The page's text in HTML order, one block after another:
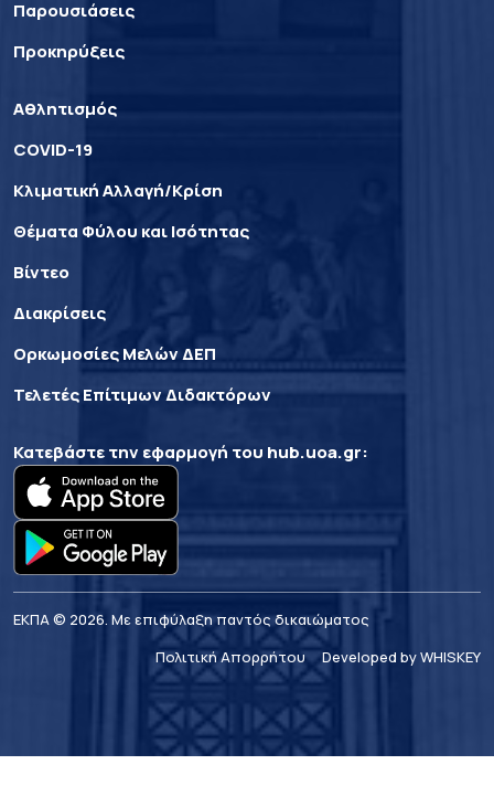
Παρουσιάσεις
Προκηρύξεις
Αθλητισμός
COVID-19
Κλιματική Αλλαγή/Κρίση
Θέματα Φύλου και Ισότητας
Βίντεο
Διακρίσεις
Ορκωμοσίες Μελών ΔΕΠ
Τελετές Επίτιμων Διδακτόρων
Κατεβάστε την εφαρμογή του hub.uoa.gr:
ΕΚΠΑ © 2026. Με επιφύλαξη παντός δικαιώματος
Πολιτική Απορρήτου
Developed by WHISKEY